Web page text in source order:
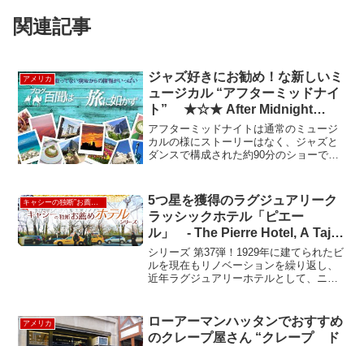
関連記事
アメリカ
ジャズ好きにお勧め！な新しいミ
ュージカル “アフターミッドナイ
ト” ★☆★ After Midnight
★☆★
アフターミッドナイトは通常のミュージ
カルの様にストーリーはなく、ジャズと
ダンスで構成された約90分のショーで
マンスを繰り広げます。2014年2月9日ま
ではアメリカンア...
5つ星を獲得のラグジュアリーク
ラッシックホテル「ピエー
ル」 - The Pierre Hotel, A Taj
Hotel New York
シリーズ 第37弾！1929年に建てられたビ
ルを現在もリノベーションを繰り返し、
近年ラグジュアリーホテルとして、ニュ
り”と“品”を感じるホテルである。エレベ
ーターも24時間...
アメリカ
ローアーマンハッタンでおすすめ
のクレープ屋さん “クレープ ド